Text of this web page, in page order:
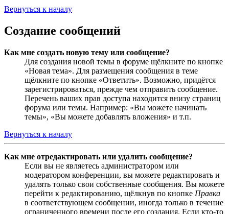
Вернуться к началу
Создание сообщений
Как мне создать новую тему или сообщение?
Для создания новой темы в форуме щёлкните по кнопке
«Новая тема». Для размещения сообщения в теме
щёлкните по кнопке «Ответить». Возможно, придётся
зарегистрироваться, прежде чем отправить сообщение.
Перечень ваших прав доступа находится внизу страниц
форума или темы. Например: «Вы можете начинать
темы», «Вы можете добавлять вложения» и т.п.
Вернуться к началу
Как мне отредактировать или удалить сообщение?
Если вы не являетесь администратором или
модератором конференции, вы можете редактировать и
удалять только свои собственные сообщения. Вы можете
перейти к редактированию, щёлкнув по кнопке Правка
в соответствующем сообщении, иногда только в течение
ограниченного времени после его создания. Если кто-то